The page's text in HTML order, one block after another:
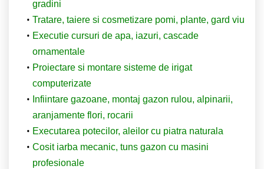
gradini
Tratare, taiere si cosmetizare pomi, plante, gard viu
Executie cursuri de apa, iazuri, cascade
ornamentale
Proiectare si montare sisteme de irigat
computerizate
Infiintare gazoane, montaj gazon rulou, alpinarii,
aranjamente flori, rocarii
Executarea potecilor, aleilor cu piatra naturala
Cosit iarba mecanic, tuns gazon cu masini
profesionale